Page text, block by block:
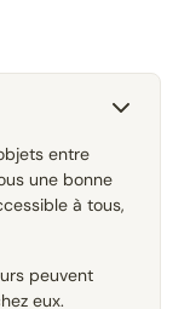
entre
une bonne
à tous,
peuvent
eux.